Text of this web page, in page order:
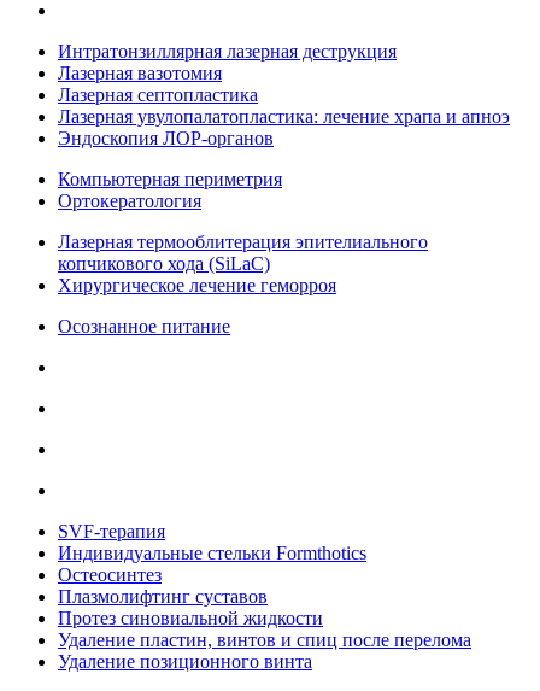
Интратонзиллярная лазерная деструкция
Лазерная вазотомия
Лазерная септопластика
Лазерная увулопалатопластика: лечение храпа и апноэ
Эндоскопия ЛОР-органов
Компьютерная периметрия
Ортокератология
Лазерная термооблитерация эпителиального
копчикового хода (SiLaC)
Хирургическое лечение геморроя
Осознанное питание
SVF-терапия
Индивидуальные стельки Formthotics
Остеосинтез
Плазмолифтинг суставов
Протез синовиальной жидкости
Удаление пластин, винтов и спиц после перелома
Удаление позиционного винта